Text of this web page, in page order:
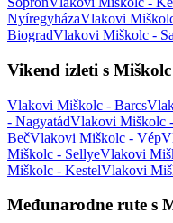
NyíregyházaVlakovi
BiogradVlakovi Miškolc -
Vikend izleti s Miškolc
Vlakovi Miškolc - Barcs
- NagyatádVlakovi Miškolc -
BečVlakovi Miškolc - Vép
Miškolc - SellyeVlakovi
Miškolc - KestelVlakovi
Međunarodne rute s